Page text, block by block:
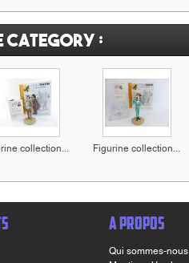
category :
collection... Figurine collection...
A PROPOS
Qui sommes-nous